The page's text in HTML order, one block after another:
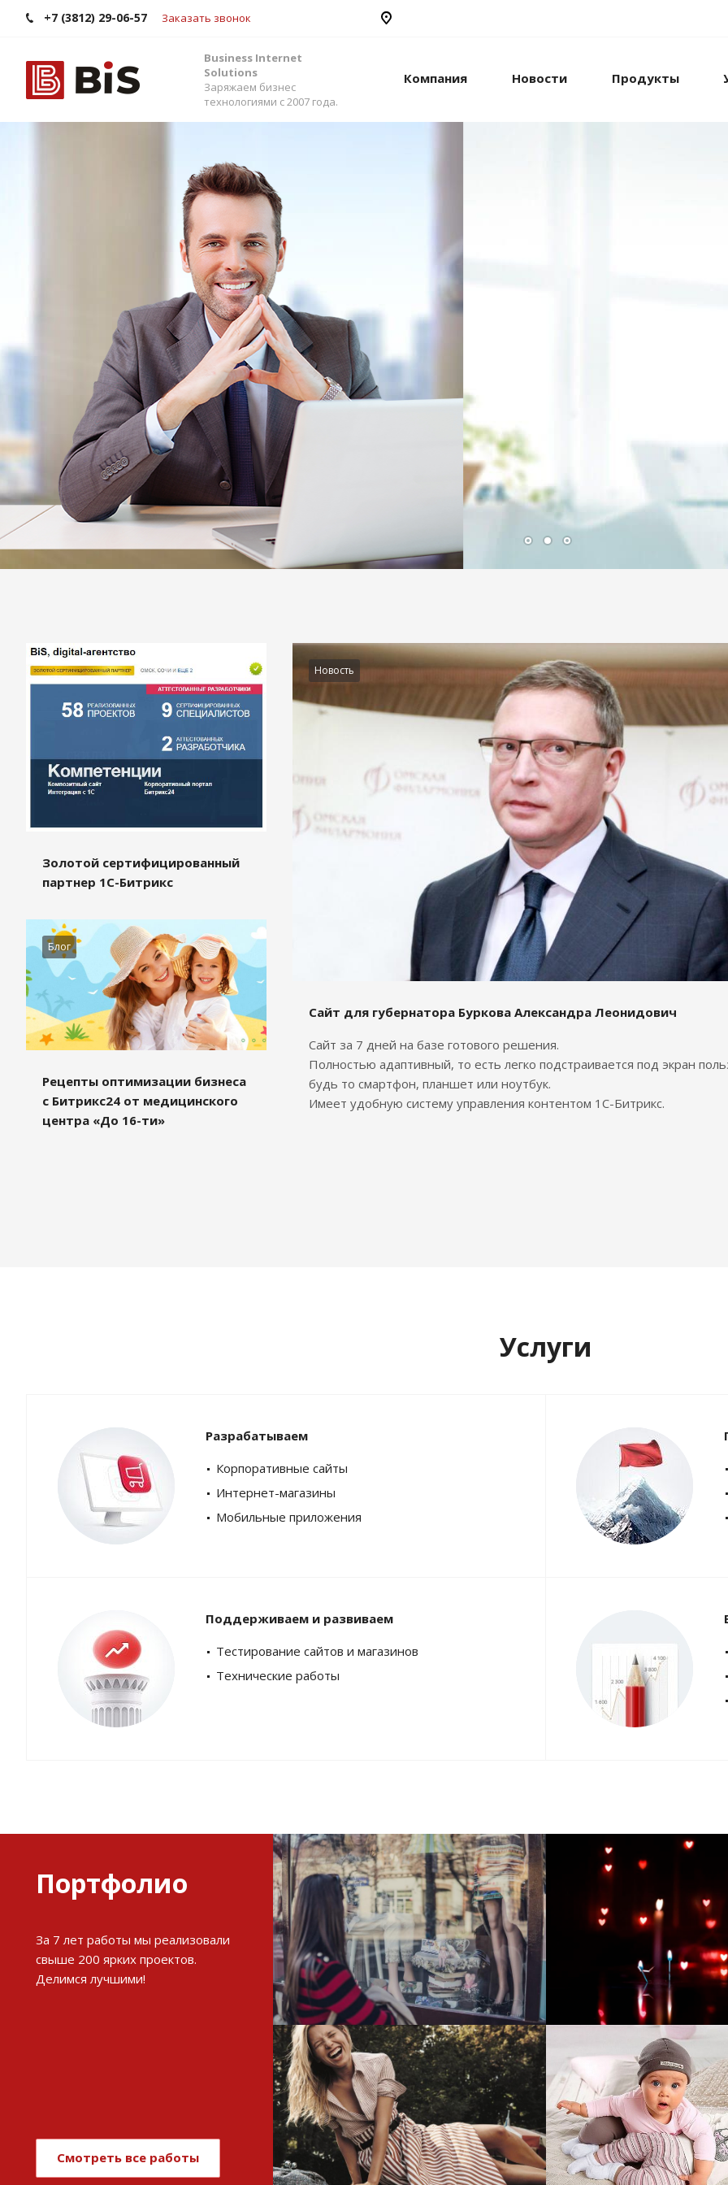
+7 (3812) 29-06-57 Заказать звонок
Business Internet
Solutions
Заряжаем бизнес
технологиями с 2007 года.
Компания Новости Продукты
Внедрение Битрикс24
Стройте работу в команде, управляйте продажами и компанией с
помощью одной из самых популярных CRM-систем.
Помогаем выбрать версию, настроить интеграцию с внешними
сервисами и автоматизировать бизнес-процессы.
Подробности
Золотой сертифицированный
партнер 1С-Битрикс
Блог
Рецепты оптимизации бизнеса
с Битрикс24 от медицинского
центра «До 16-ти»
Новость
Сайт для губернатора Буркова Александра Леонидович
Сайт за 7 дней на базе готового решения.
Полностью адаптивный, то есть легко подстраивается под экран
будь то смартфон, планшет или ноутбук.
Имеет удобную систему управления контентом 1С-Битрикс.
Услуги
Разрабатываем
Корпоративные сайты
Интернет-магазины
Мобильные приложения
Поддерживаем и развиваем
Тестирование сайтов и магазинов
Технические работы
Портфолио
За 7 лет работы мы реализовали
свыше 200 ярких проектов.
Делимся лучшими!
Смотреть все работы
Развитие и поддержка
интернет-витрины StepClub
Смотреть проект
Развитие
магазина "Всё
Смотреть проект
Имиджевый сайт для сети
магазинов Soho Project
Увеличили
интернет-
topdatop.ru на